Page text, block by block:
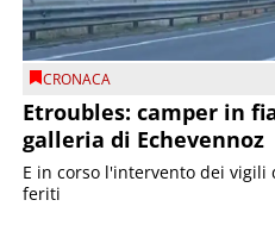
CRONACA
Etroubles: camper in
galleria di Echevennoz
E in corso l'intervento dei vigili
feriti